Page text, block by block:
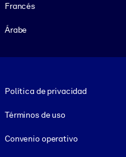
Francés
Árabe
Política de privacidad
Términos de uso
Convenio operativo